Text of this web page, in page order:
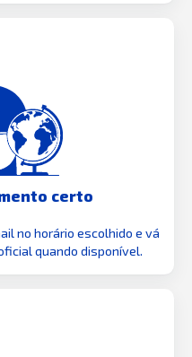
certo
no horário escolhido e vá
quando disponível.